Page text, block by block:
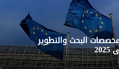
مخصصات البحث والتطوير